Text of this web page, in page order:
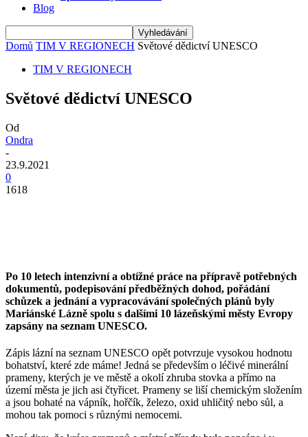
Blog
Domů TIM V REGIONECH Světové dědictví UNESCO
TIM V REGIONECH
Světové dědictví UNESCO
Od
Ondra
-
23.9.2021
0
1618
Po 10 letech intenzivní a obtížné práce na přípravě potřebných
dokumentů, podepisování předběžných dohod, pořádání
schůzek a jednání a vypracovávání společných plánů byly
Mariánské Lázně spolu s dalšími 10 lázeňskými městy Evropy
zapsány na seznam UNESCO.
Zápis lázní na seznam UNESCO opět potvrzuje vysokou hodnotu
bohatství, které zde máme! Jedná se především o léčivé minerální
prameny, kterých je ve městě a okolí zhruba stovka a přímo na
území města je jich asi čtyřicet. Prameny se liší chemickým složením
a jsou bohaté na vápník, hořčík, železo, oxid uhličitý nebo sůl, a
mohou tak pomoci s různými nemocemi.